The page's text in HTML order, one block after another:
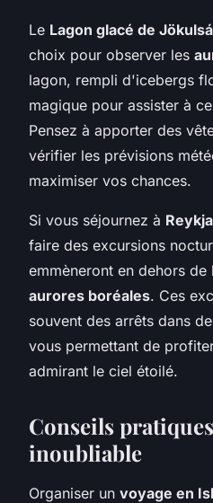
Le Lagon glacé de
choix pour observer les
lagon, rempli d'icebergs
magique pour assister à
Pensez à apporter des
vérifier les prévisions
maximiser vos chances.
Si vous séjournez à
faire des excursions
emmèneront en dehors
aurores boréales. Ces
souvent des arrêts dans
vous permettant de
admirant le ciel étoilé.
Conseils
inoubliable
Organiser un voyage en